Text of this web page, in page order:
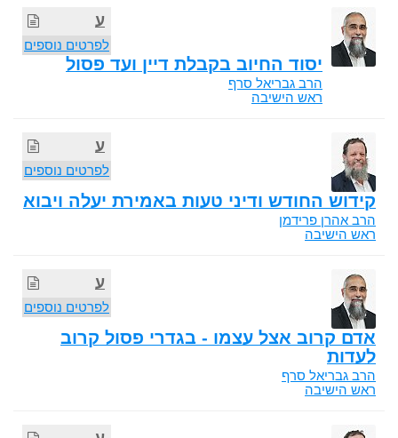
ע
לפרטים נוספים
יסוד החיוב בקבלת דיין ועד פסול
הרב גבריאל סרף
ראש הישיבה
ע
לפרטים נוספים
קידוש החודש ודיני טעות באמירת יעלה ויבוא
הרב אהרן פרידמן
ראש הישיבה
ע
לפרטים נוספים
אדם קרוב אצל עצמו - בגדרי פסול קרוב
לעדות
הרב גבריאל סרף
ראש הישיבה